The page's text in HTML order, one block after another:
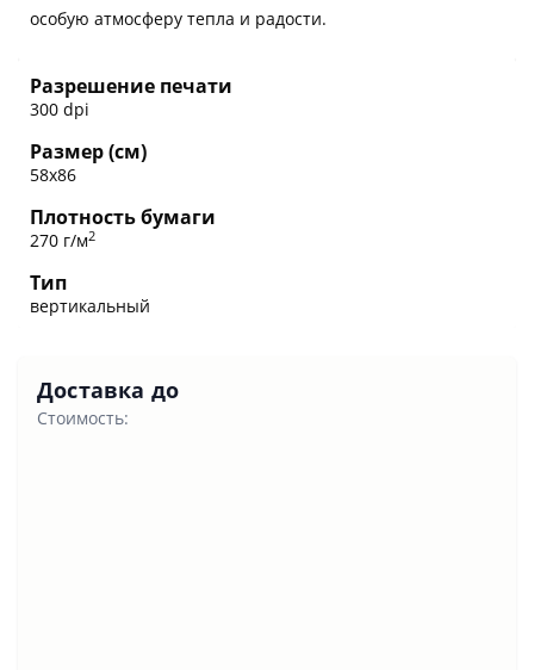
особую атмосферу тепла и радости.
Разрешение печати
300 dpi
Размер (см)
58х86
Плотность бумаги
270 г/м2
Тип
вертикальный
Доставка до
Стоимость: